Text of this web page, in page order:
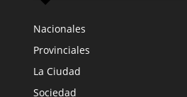
Nacionales
Provinciales
La Ciudad
Sociedad